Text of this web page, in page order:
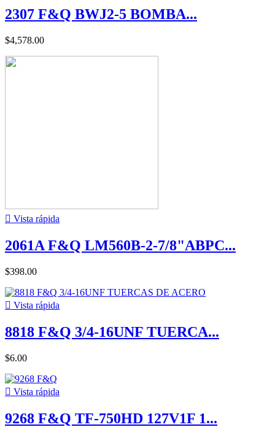
2307 F&Q BWJ2-5 BOMBA...
$4,578.00
 Vista rápida
2061A F&Q LM560B-2-7/8"ABPC...
$398.00
 Vista rápida
8818 F&Q 3/4-16UNF TUERCA...
$6.00
 Vista rápida
9268 F&Q TF-750HD 127V1F 1...